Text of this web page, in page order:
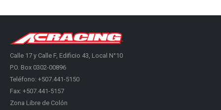
Calle 17 y Calle F, Edificio 43, Local N°10
P.O. Box 0302-00896
Teléfono: +507.441-5150
Fax: +507.441-5157
Zona Libre de Colón